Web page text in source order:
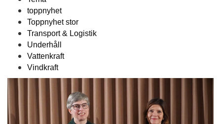
toppnyhet
Toppnyhet stor
Transport & Logistik
Underhåll
Vattenkraft
Vindkraft